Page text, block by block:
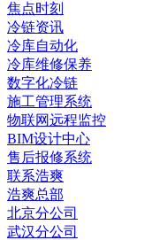
焦点时刻
冷链资讯
冷库自动化
冷库维修保养
数字化冷链
施工管理系统
物联网远程监控
BIM设计中心
售后报修系统
联系浩爽
浩爽总部
北京分公司
武汉分公司